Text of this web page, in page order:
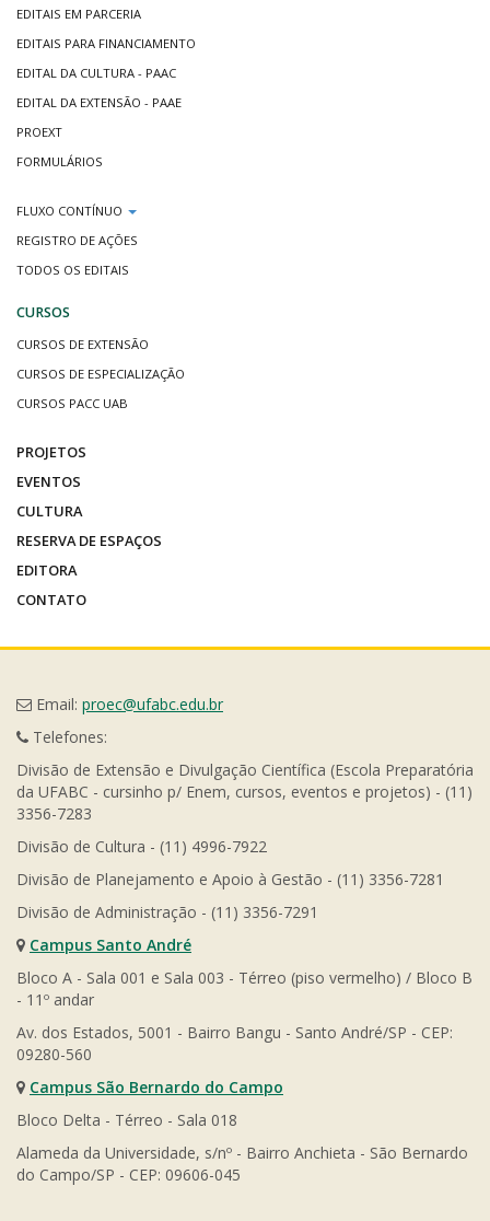
EDITAIS EM PARCERIA
EDITAIS PARA FINANCIAMENTO
EDITAL DA CULTURA - PAAC
EDITAL DA EXTENSÃO - PAAE
PROEXT
FORMULÁRIOS
FLUXO CONTÍNUO
REGISTRO DE AÇÕES
TODOS OS EDITAIS
CURSOS
CURSOS DE EXTENSÃO
CURSOS DE ESPECIALIZAÇÃO
CURSOS PACC UAB
PROJETOS
EVENTOS
CULTURA
RESERVA DE ESPAÇOS
EDITORA
CONTATO
Email: proec@ufabc.edu.br
Telefones:
Divisão de Extensão e Divulgação Científica (Escola Preparatória
da UFABC - cursinho p/ Enem, cursos, eventos e projetos) - (11)
3356-7283
Divisão de Cultura - (11) 4996-7922
Divisão de Planejamento e Apoio à Gestão - (11) 3356-7281
Divisão de Administração - (11) 3356-7291
Campus Santo André
Bloco A - Sala 001 e Sala 003 - Térreo (piso vermelho) / Bloco B
- 11º andar
Av. dos Estados, 5001 - Bairro Bangu - Santo André/SP - CEP:
09280-560
Campus São Bernardo do Campo
Bloco Delta - Térreo - Sala 018
Alameda da Universidade, s/nº - Bairro Anchieta - São Bernardo
do Campo/SP - CEP: 09606-045